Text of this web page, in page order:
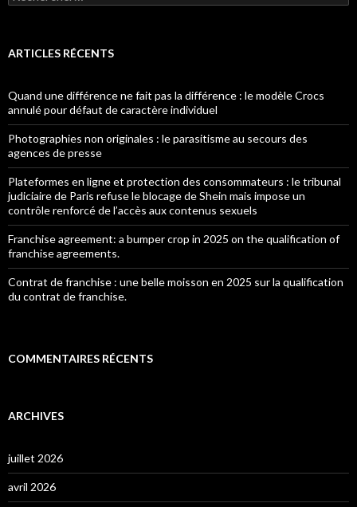
ARTICLES RÉCENTS
Quand une différence ne fait pas la différence : le modèle Crocs
annulé pour défaut de caractère individuel
Photographies non originales : le parasitisme au secours des
agences de presse
Plateformes en ligne et protection des consommateurs : le tribunal
judiciaire de Paris refuse le blocage de Shein mais impose un
contrôle renforcé de l’accès aux contenus sexuels
Franchise agreement: a bumper crop in 2025 on the qualification of
franchise agreements.
Contrat de franchise : une belle moisson en 2025 sur la qualification
du contrat de franchise.
COMMENTAIRES RÉCENTS
ARCHIVES
juillet 2026
avril 2026